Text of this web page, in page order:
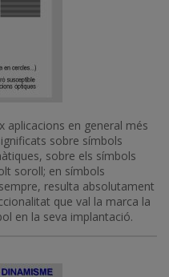
aplicacions en general més
sobre símbols
sobre els símbols
soroll; en símbols
resulta absolutament
que val la marca la
en la seva implantació.